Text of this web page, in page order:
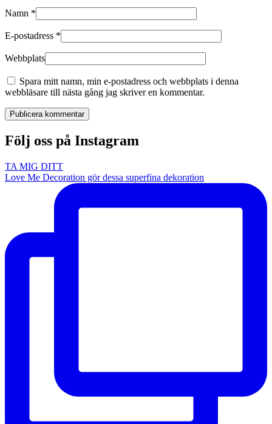
Namn *
E-postadress *
Webbplats
Spara mitt namn, min e-postadress och webbplats i denna
webbläsare till nästa gång jag skriver en kommentar.
Publicera kommentar
Följ oss på Instagram
TA MIG DITT
Love Me Decoration gör dessa superfina dekoration